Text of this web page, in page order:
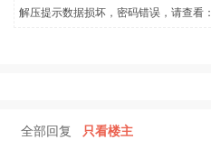
解压提示数据损坏，密码错误，请查看：
全部回复 只看楼主